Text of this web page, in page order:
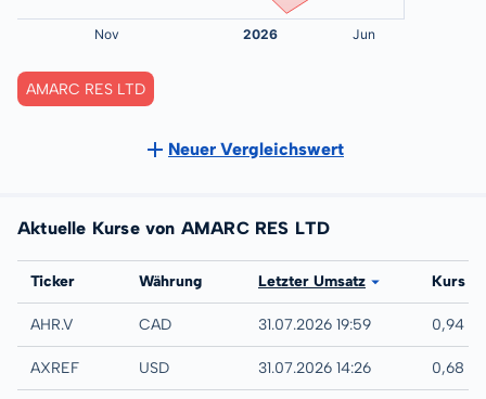
AMARC RES LTD
Neuer Vergleichswert
Aktuelle Kurse von AMARC RES LTD
Börse
Ticker Währung Letzter Umsatz Kurs
TSX-V
AHR.V CAD 31.07.2026 19:59 0,94
UTC
AXREF USD 31.07.2026 14:26 0,68